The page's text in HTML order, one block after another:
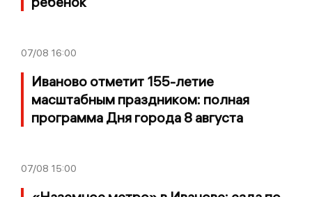
07/08 16:00
Иваново отметит 155-летие
масштабным праздником: полная
программа Дня города 8 августа
07/08 15:00